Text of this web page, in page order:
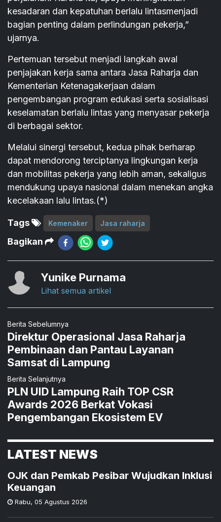
kesadaran dan kepatuhan berlalu lintasmenjadi
bagian penting dalam perlindungan pekerja,”
ujarnya.
Pertemuan tersebut menjadi langkah awal
penjajakan kerja sama antara Jasa Raharja dan
Kementerian Ketenagakerjaan dalam
pengembangan program edukasi serta sosialisasi
keselamatan berlalu lintas yang menyasar pekerja
di berbagai sektor.
Melalui sinergi tersebut, kedua pihak berharap
dapat mendorong terciptanya lingkungan kerja
dan mobilitas pekerja yang lebih aman, sekaligus
mendukung upaya nasional dalam menekan angka
kecelakaan lalu lintas.(*)
Tags Kemenaker Jasa raharja
Bagikan
Yunike Purnama
Lihat semua artikel
Berita Sebelumnya
Direktur Operasional Jasa Raharja
Pembinaan dan Pantau Layanan
Samsat di Lampung
Berita Selanjutnya
PLN UID Lampung Raih TOP CSR
Awards 2026 Berkat Vokasi
Pengembangan Ekosistem EV
LATEST NEWS
OJK dan Pemkab Pesibar Wujudkan Inklusi
Keuangan
Rabu, 05 Agustus 2026